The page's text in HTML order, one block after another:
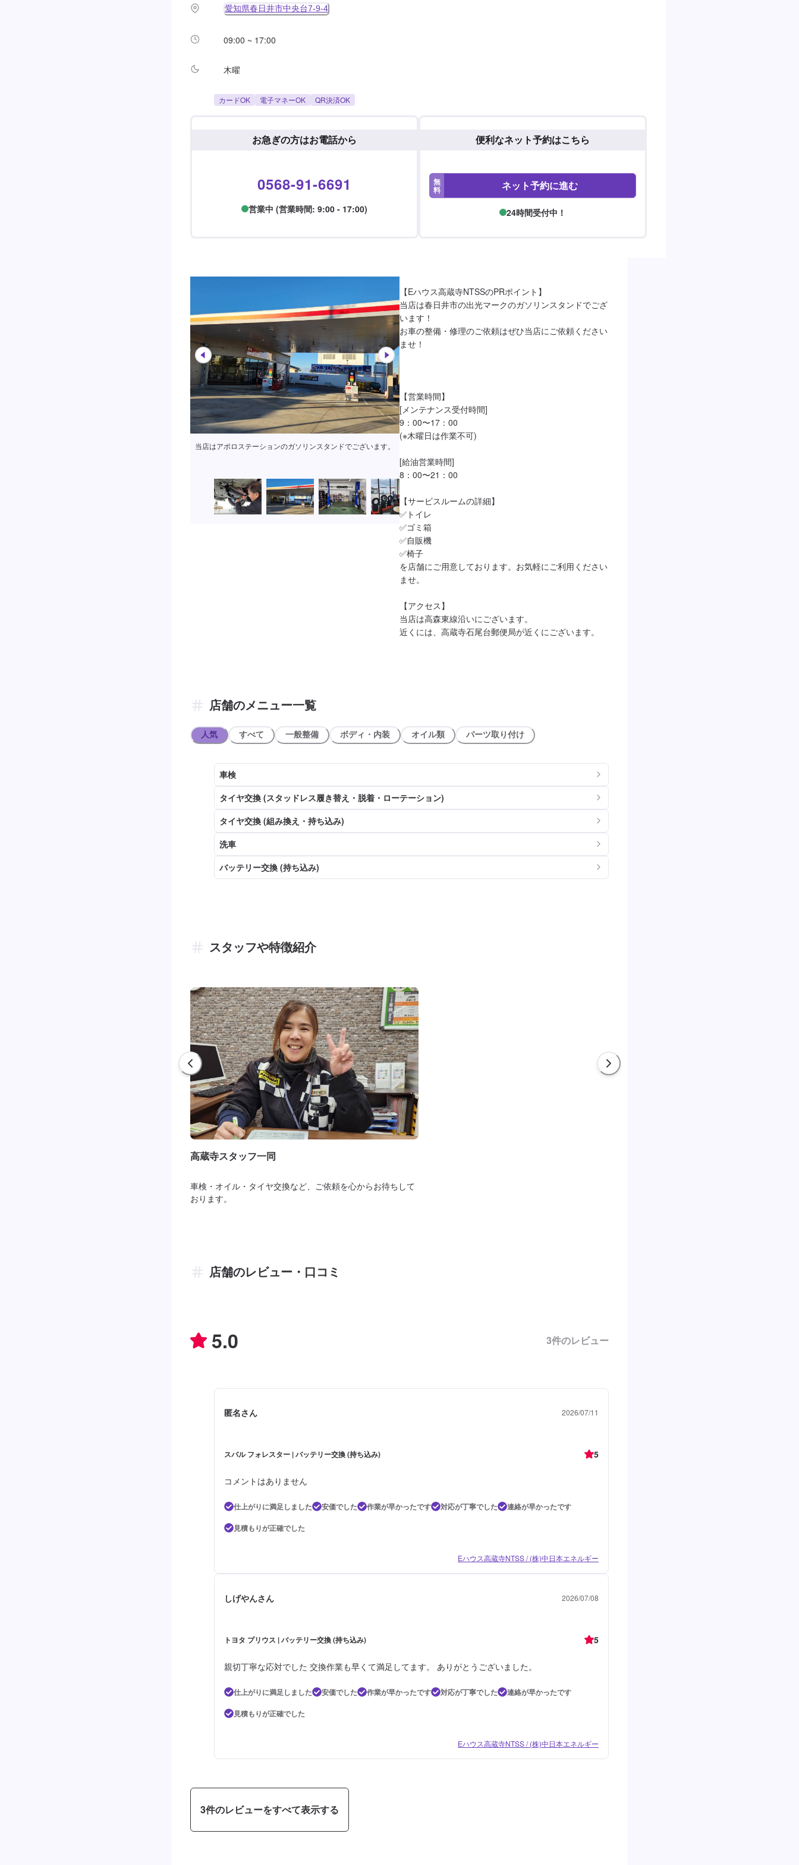
愛知県春日井市中央台7-9-4
09:00 ~ 17:00
木曜
カードOK 電子マネーOK QR決済OK
便利なネット予約はこちら
無
料 ネット予約に進む
24時間受付中！
お急ぎの方はお電話から
0568-91-6691
営業中 (営業時間: 9:00 - 17:00)
当店はアポロステーションのガソリンスタンドでございます。
【Eハウス高蔵寺NTSSのPRポイント】
当店は春日井市の出光マークのガソリンスタンドでござ
います！
お車の整備・修理のご依頼はぜひ当店にご依頼ください
ませ！
【営業時間】
[メンテナンス受付時間]
9：00〜17：00
(※木曜日は作業不可)
[給油営業時間]
8：00〜21：00
【サービスルームの詳細】
✅トイレ
✅ゴミ箱
✅自販機
✅椅子
を店舗にご用意しております。お気軽にご利用ください
ませ。
【アクセス】
当店は高森東線沿いにございます。
近くには、高蔵寺石尾台郵便局が近くにございます。
店舗のメニュー一覧
人気 すべて 一般整備 ボディ・内装 オイル類 パーツ取り付け
車検
タイヤ交換 (スタッドレス履き替え・脱着・ローテーション)
タイヤ交換 (組み換え・持ち込み)
洗車
バッテリー交換 (持ち込み)
スタッフや特徴紹介
高蔵寺スタッフ一同
車検・オイル・タイヤ交換など、ご依頼を心からお待ちして
おります。
店舗のレビュー・口コミ
5.0 3件のレビュー
匿名さん 2026/07/11
スバル フォレスター | バッテリー交換 (持ち込み) 5
コメントはありません
仕上がりに満足しました 安価でした 作業が早かったです 対応が丁寧でした
連絡が早かったです
見積もりが正確でした
Eハウス高蔵寺NTSS / (株)中日本エネルギー
しげやんさん 2026/07/08
トヨタ プリウス | バッテリー交換 (持ち込み) 5
親切丁寧な応対でした 交換作業も早くて満足してます。 ありがとうございました。
仕上がりに満足しました 安価でした 作業が早かったです 対応が丁寧でした
連絡が早かったです
見積もりが正確でした
Eハウス高蔵寺NTSS / (株)中日本エネルギー
3件のレビューをすべて表示する